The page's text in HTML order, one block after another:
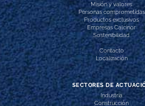
Misión y valores
Personas comprometidas
Productos exclusivos
Empresas Calcinor
Sostenibilidad
Contacto
Localización
SECTORES DE
Industria
Construcción